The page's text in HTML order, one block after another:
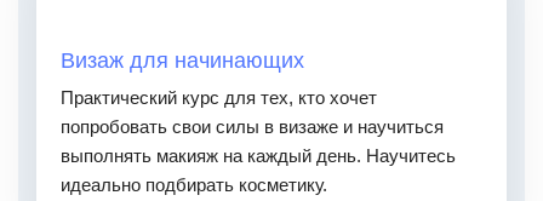
Визаж для начинающих
Практический курс для тех, кто хочет
попробовать свои силы в визаже и научиться
выполнять макияж на каждый день. Научитесь
идеально подбирать косметику.